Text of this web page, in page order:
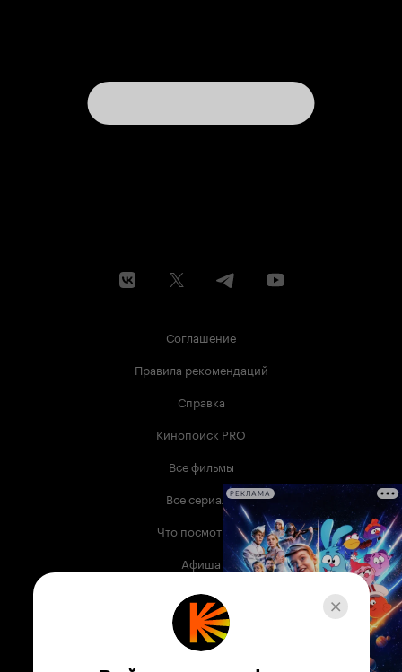
Соглашение
Правила рекомендаций
Справка
Кинопоиск PRO
Все фильмы
Все сериалы
Что посмотреть
Афиша
Музыка
Телепрограмма
РЕКЛАМА